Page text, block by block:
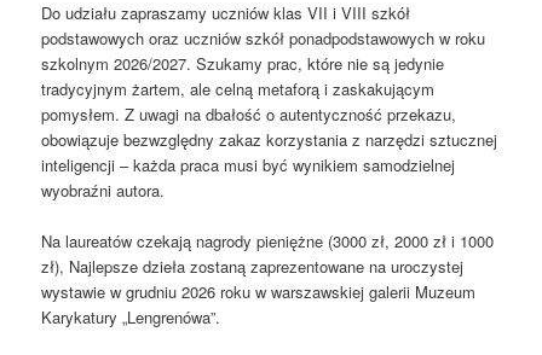
Do udziału zapraszamy uczniów klas VII i VIII szkół
podstawowych oraz uczniów szkół ponadpodstawowych w roku
szkolnym 2026/2027. Szukamy prac, które nie są jedynie
tradycyjnym żartem, ale celną metaforą i zaskakującym
pomysłem. Z uwagi na dbałość o autentyczność przekazu,
obowiązuje bezwzględny zakaz korzystania z narzędzi sztucznej
inteligencji – każda praca musi być wynikiem samodzielnej
wyobraźni autora.
Na laureatów czekają nagrody pieniężne (3000 zł, 2000 zł i 1000
zł), Najlepsze dzieła zostaną zaprezentowane na uroczystej
wystawie w grudniu 2026 roku w warszawskiej galerii Muzeum
Karykatury „Lengrenówa”.